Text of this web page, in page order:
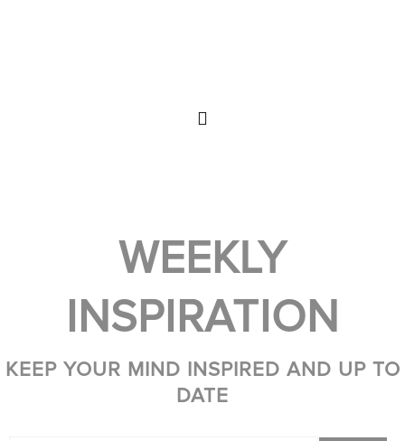
WEEKLY
INSPIRATION
KEEP YOUR MIND INSPIRED AND UP TO
DATE